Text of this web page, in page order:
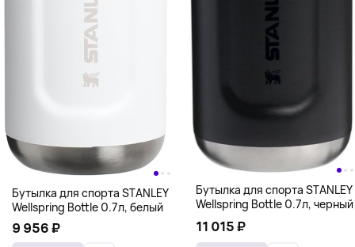
Бутылка для спорта STANLEY
Wellspring Bottle 0.7л, белый
9 956 ₽
Бутылка для спорта STANLEY
Wellspring Bottle 0.7л, черный
11 015 ₽